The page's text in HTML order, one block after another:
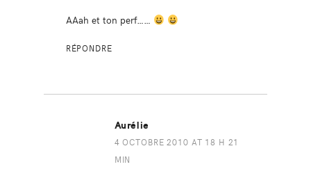
AAah et ton perf……
RÉPONDRE
Aurélie
4 OCTOBRE 2010 AT 18 H 21
MIN